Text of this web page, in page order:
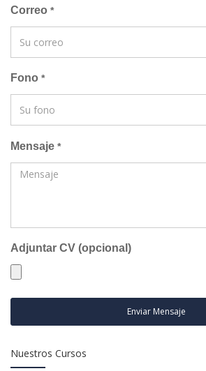
Correo *
Fono *
Mensaje *
Adjuntar CV (opcional)
Enviar Mensaje
Nuestros Cursos